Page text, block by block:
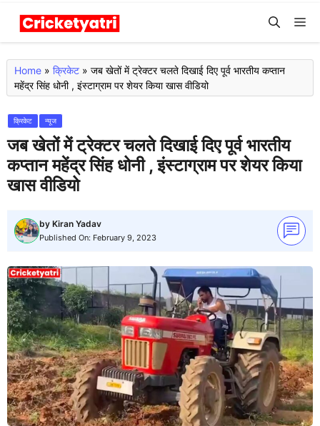
Skip
content
Home » क्रिकेट » जब खेतों में ट्रेक्टर चलते दिखाई दिए पूर्व भारतीय कप्तान
महेंद्र सिंह धोनी , इंस्टाग्राम पर शेयर किया खास वीडियो
क्रिकेट न्यूज
जब खेतों में ट्रेक्टर चलते दिखाई दिए पूर्व भारतीय
कप्तान महेंद्र सिंह धोनी , इंस्टाग्राम पर शेयर किया
खास वीडियो
by Kiran Yadav
Published On: February 9, 2023